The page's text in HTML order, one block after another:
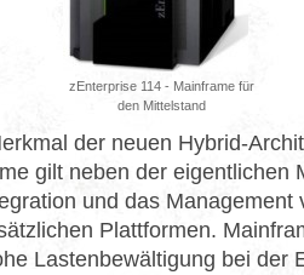
zEnterprise 114 - Mainframe für
den Mittelstand
der neuen Hybrid-
gilt neben der eigentlichen
und das Management
Plattformen.
Lastenbewältigung bei der